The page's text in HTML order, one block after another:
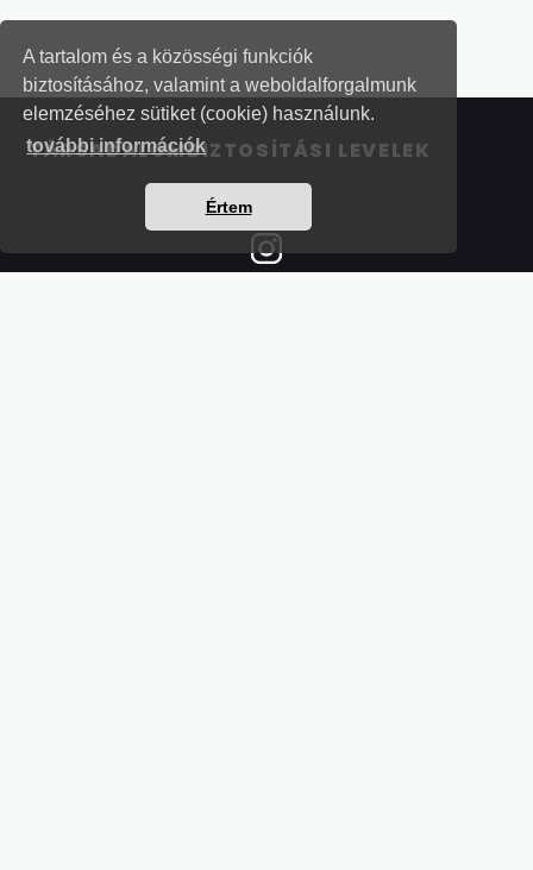
A tartalom és a közösségi funkciók
biztosításához, valamint a weboldalforgalmunk
elemzéséhez sütiket (cookie) használunk.
további információk
Értem
TÁRSADALOMBIZTOSÍTÁSI LEVELEK